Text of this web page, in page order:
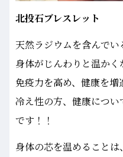
北投石ブレスレット
天然ラジウムを含んでい
身体がじんわりと温かく
免疫力を高め、健康を
冷え性の方、健康につ
です！！
身体の芯を温めること